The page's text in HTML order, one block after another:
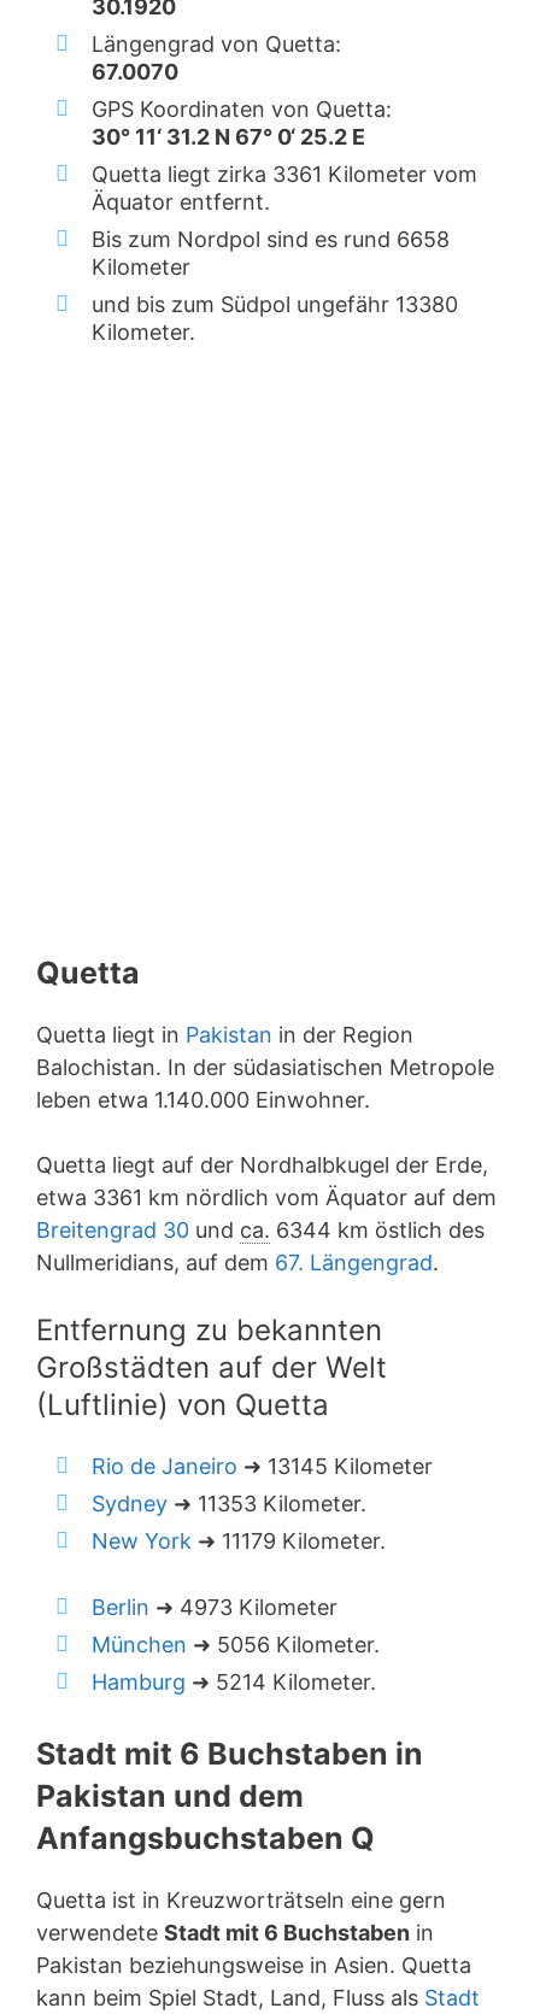
30.1920
Längengrad von Quetta:
67.0070
GPS Koordinaten von Quetta:
30° 11‘ 31.2 N 67° 0‘ 25.2 E
Quetta liegt zirka 3361 Kilometer vom
Äquator entfernt.
Bis zum Nordpol sind es rund 6658
Kilometer
und bis zum Südpol ungefähr 13380
Kilometer.
Quetta
Quetta liegt in Pakistan in der Region
Balochistan. In der südasiatischen Metropole
leben etwa 1.140.000 Einwohner.
Quetta liegt auf der Nordhalbkugel der Erde,
etwa 3361 km nördlich vom Äquator auf dem
Breitengrad 30 und ca. 6344 km östlich des
Nullmeridians, auf dem 67. Längengrad.
Entfernung zu bekannten
Großstädten auf der Welt
(Luftlinie) von Quetta
Rio de Janeiro ➜ 13145 Kilometer
Sydney ➜ 11353 Kilometer.
New York ➜ 11179 Kilometer.
Berlin ➜ 4973 Kilometer
München ➜ 5056 Kilometer.
Hamburg ➜ 5214 Kilometer.
Stadt mit 6 Buchstaben in
Pakistan und dem
Anfangsbuchstaben Q
Quetta ist in Kreuzworträtseln eine gern
verwendete Stadt mit 6 Buchstaben in
Pakistan beziehungsweise in Asien. Quetta
kann beim Spiel Stadt, Land, Fluss als Stadt